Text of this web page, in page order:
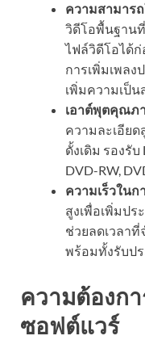
ความสามาร
วิดีโอพื้นฐาน
ไฟล์วิดีโอได้
การเพิ่มเพลง
เพิ่มความเป็น
เอาต์พุตคุณภ
ความละเอีย
ดั้งเดิม รองรับ
DVD-RW,
ความเร็วในก
สูงเพื่อเพิ่มป
ช่วยลดเวลาที่
พร้อมทั้งรับป
ความต้องก
ซอฟต์แวร์